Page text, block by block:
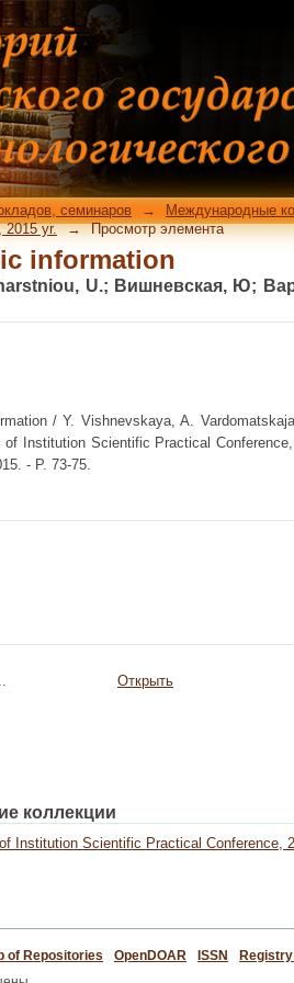
information
семинаров → Международные
2015 yr. → Просмотр элемента
information
U.; Вишневская, Ю;
/ Y. Vishnevskaya, A.
Institution Scientific Practical
- P. 73-75.
Открыть
коллекции
Institution Scientific Practical Conference,
of Repositories OpenDOAR ISSN